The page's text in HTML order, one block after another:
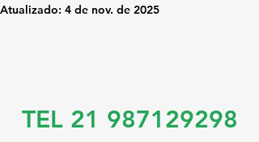
Atualizado: 4 de nov. de 2025
TEL 21 987129298